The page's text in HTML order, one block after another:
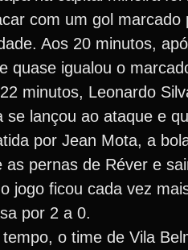
com um gol
Aos 20 minutos,
quase igualou o
minutos, Leonardo
se lançou ao ataque e
por Jean Mota, a
as pernas de Réver e
jogo ficou cada vez
por 2 a 0.
o time de Vila